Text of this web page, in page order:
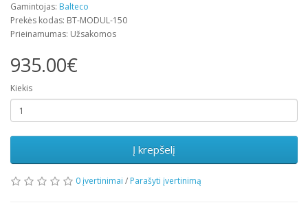
Gamintojas: Balteco
Prekės kodas: BT-MODUL-150
Prieinamumas: Užsakomos
935.00€
Kiekis
Į krepšelį
0 įvertinimai / Parašyti įvertinimą